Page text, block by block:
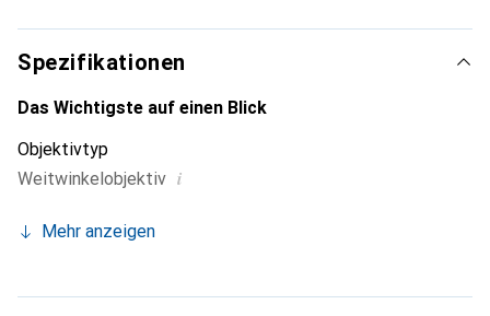
ersten hemisphärischen IP-Videokamera oder der ersten
IP-Video-Türstation hat Mobotix Massstäbe gesetzt. Von
entscheidender Bedeutung im Mobotix-Konzept ist die
dezentrale Intelligenz des Kamerasystems: Ein
Netzwerkausfall Videodaten auf der Speicherkarte
gesichert sind. Ausgestattet mit vielfältigen
Technologie, innovativer Videoanalyse und Ereignislogik
Spezifikationen
Das Wichtigste auf einen Blick
Objektivtyp
Weitwinkelobjektiv i
Mehr anzeigen